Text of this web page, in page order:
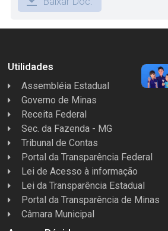
Utilidades
Assembléia Estadual
Governo de Minas
Receita Federal
Sec. da Fazenda - MG
Tribunal de Contas
Portal da Transparência Federal
Lei de Acesso à informação
Lei da Transparência Estadual
Portal da Transparência de Minas
Câmara Municipal